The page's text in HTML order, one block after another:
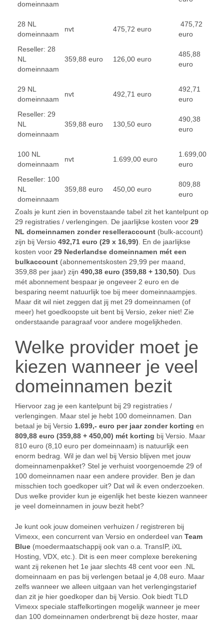
domeinnaam
28 NL
domeinnaam
nvt 475,72 euro
475,72
euro
Reseller: 28
NL
domeinnaam
359,88 euro 126,00 euro
485,88
euro
29 NL
domeinnaam
nvt 492,71 euro
492,71
euro
Reseller: 29
NL
domeinnaam
359,88 euro 130,50 euro
490,38
euro
100 NL
domeinnaam
nvt 1.699,00 euro
1.699,00
euro
Reseller: 100
NL
domeinnaam
359,88 euro 450,00 euro
809,88
euro
Zoals je kunt zien in bovenstaande tabel zit het kantelpunt op
29 registraties / verlengingen. De jaarlijkse kosten voor 29
NL domeinnamen zonder reselleraccount (bulk-account)
zijn bij Versio 492,71 euro (29 x 16,99) . En de jaarlijkse
kosten voor 29 Nederlandse domeinnamen mét een
bulkaccount (abonnementskosten 29,99 per maand,
359,88 per jaar) zijn 490,38 euro (359,88 + 130,50) . Dus
mét abonnement bespaar je ongeveer 2 euro en de
besparing neemt natuurlijk toe bij meer domeinnaampjes.
Maar dit wil niet zeggen dat jij met 29 domeinnamen (of
meer) het goedkoopste uit bent bij Versio, zeker niet! Zie
onderstaande paragraaf voor andere mogelijkheden.
Welke provider moet je
kiezen wanneer je veel
domeinnamen bezit
Hiervoor zag je een kantelpunt bij 29 registraties /
verlengingen. Maar stel je hebt 100 domeinnamen. Dan
betaal je bij Versio 1.699,- euro per jaar zonder korting en
809,88 euro (359,88 + 450,00) mét korting bij Versio. Maar
810 euro (8,10 euro per domeinnaam) is natuurlijk een
enorm bedrag. Wil je dan wel bij Versio blijven met jouw
domeinnamenpakket? Stel je verhuist voorgenoemde 29 of
100 domeinnamen naar een andere provider. Ben je dan
misschien toch goedkoper uit? Dat wil ik even onderzoeken.
Dus welke provider kun je eigenlijk het beste kiezen wanneer
je veel domeinnamen in jouw bezit hebt?
Je kunt ook jouw domeinen verhuizen / registreren bij
Vimexx, een concurrent van Versio en onderdeel van Team
Blue (moedermaatschappij ook van o.a. TransIP, iXL
Hosting, VDX, etc.). Dit is een meer complexe berekening
want zij rekenen het 1e jaar slechts 48 cent voor een .NL
domeinnaam en pas bij verlengen betaal je 4,08 euro. Maar
zelfs wanneer we alleen uitgaan van het verlengingstarief
dan zit je hier goedkoper dan bij Versio. Ook biedt TLD
Vimexx speciale staffelkortingen mogelijk wanneer je meer
dan 100 domeinnamen onderbrengt bij deze hoster, maar